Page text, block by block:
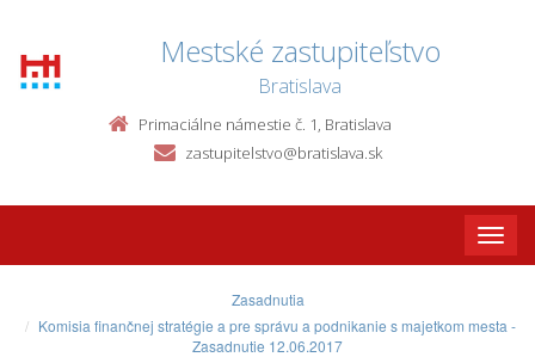
Mestské zastupiteľstvo
Bratislava
Primaciálne námestie č. 1, Bratislava
zastupitelstvo@bratislava.sk
Toggle
Zasadnutia
Komisia finančnej stratégie a pre správu a podnikanie s majetkom mesta -
Zasadnutie 12.06.2017